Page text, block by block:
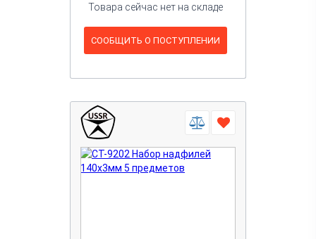
Товара сейчас нет на складе
СООБЩИТЬ О ПОСТУПЛЕНИИ